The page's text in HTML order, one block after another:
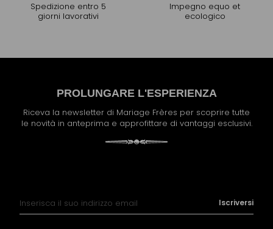
Spedizione entro 5
giorni lavorativi
Impegno equo et
ecologico
PROLUNGARE L'ESPERIENZA
Riceva la newsletter di Mariage Frères per scoprire tutte
le novità in anteprima e approfittare di vantaggi esclusivi.
Iscriversi